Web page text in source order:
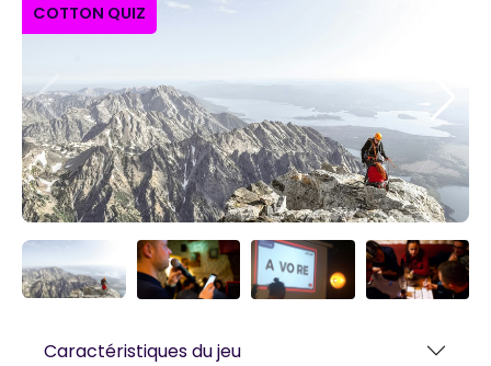
COTTON QUIZ
Caractéristiques du jeu